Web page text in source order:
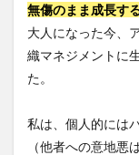
無傷のまま成長す
大人になった今、
織マネジメントに
た。
私は、個人的には
（他者への意地悪